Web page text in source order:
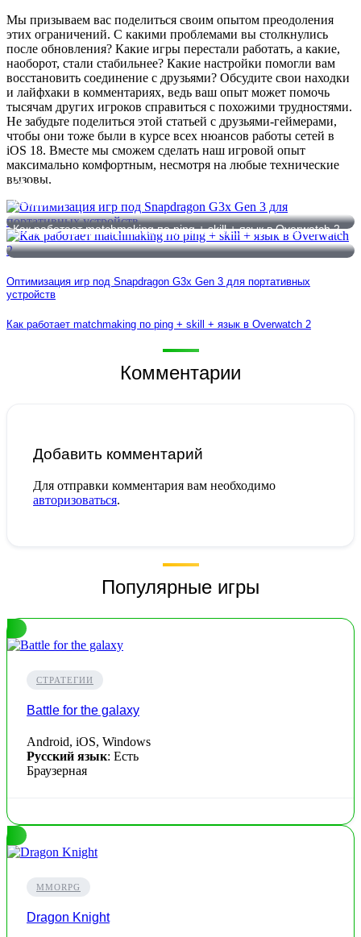
Мы призываем вас поделиться своим опытом преодоления
этих ограничений. С какими проблемами вы столкнулись
после обновления? Какие игры перестали работать, а какие,
наоборот, стали стабильнее? Какие настройки помогли вам
восстановить соединение с друзьями? Обсудите свои находки
и лайфхаки в комментариях, ведь ваш опыт может помочь
тысячам других игроков справиться с похожими трудностями.
Не забудьте поделиться этой статьей с друзьями-геймерами,
чтобы они тоже были в курсе всех нюансов работы сетей в
iOS 18. Вместе мы сможем сделать наш игровой опыт
максимально комфортным, несмотря на любые технические
вызовы.
Оптимизация игр под Snapdragon G3x Gen 3 для портативных
устройств
Как работает matchmaking по ping + skill + язык в Overwatch 2
Оптимизация игр под Snapdragon G3x Gen 3 для портативных
устройств
Как работает matchmaking по ping + skill + язык в Overwatch 2
Комментарии
Добавить комментарий
Для отправки комментария вам необходимо
авторизоваться.
Популярные игры
СТРАТЕГИИ
Battle for the galaxy
Android, iOS, Windows
Русский язык: Есть
Браузерная
MMORPG
Dragon Knight